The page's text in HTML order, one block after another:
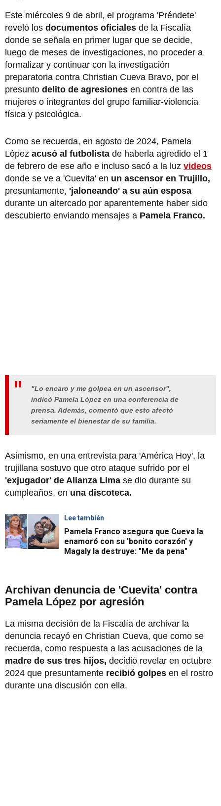
Este miércoles 9 de abril, el programa 'Préndete'
reveló los documentos oficiales de la Fiscalía
donde se señala en primer lugar que se decide,
luego de meses de investigaciones, no proceder a
formalizar y continuar con la investigación
preparatoria contra Christian Cueva Bravo, por el
presunto delito de agresiones en contra de las
mujeres o integrantes del grupo familiar-violencia
física y psicológica.
Como se recuerda, en agosto de 2024, Pamela
López acusó al futbolista de haberla agredido el 1
de febrero de ese año e incluso sacó a la luz videos
donde se ve a 'Cuevita' en un ascensor en Trujillo,
presuntamente, 'jaloneando' a su aún esposa
durante un altercado por aparentemente haber sido
descubierto enviando mensajes a Pamela Franco.
"Lo encaro y me golpea en un ascensor",
indicó Pamela López en una conferencia de
prensa. Además, comentó que esto afectó
seriamente el bienestar de su familia.
Asimismo, en una entrevista para 'América Hoy', la
trujillana sostuvo que otro ataque sufrido por el
'exjugador' de Alianza Lima se dio durante su
cumpleaños, en una discoteca.
Lee también
Pamela Franco asegura que Cueva la
enamoró con su 'bonito corazón' y
Magaly la destruye: "Me da pena"
Archivan denuncia de 'Cuevita' contra
Pamela López por agresión
La misma decisión de la Fiscalía de archivar la
denuncia recayó en Christian Cueva, que como se
recuerda, como respuesta a las acusaciones de la
madre de sus tres hijos, decidió revelar en octubre
2024 que presuntamente recibió golpes en el rostro
durante una discusión con ella.